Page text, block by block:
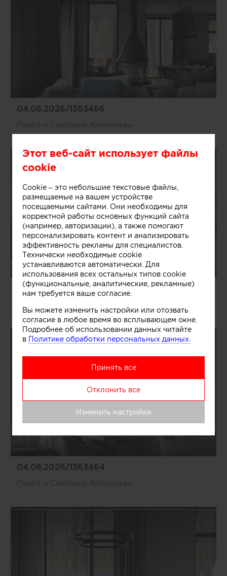
04.08.2026/1363466
04.08.2026/1363465
04.08.2026/1363464
Этот веб-сайт использует файлы
cookie
Cookie – это небольшие текстовые файлы,
размещаемые на вашем устройстве
посещаемыми сайтами. Они необходимы для
корректной работы основных функций сайта
(например, авторизации), а также помогают
персонализировать контент и анализировать
эффективность рекламы для специалистов.
Технически необходимые cookie
устанавливаются автоматически. Для
использования всех остальных типов cookie
(функциональные, аналитические, рекламные)
нам требуется ваше согласие.
Вы можете изменить настройки или отозвать
согласие в любое время во всплывающем окне.
Подробнее об использовании данных читайте
в Политике обработки персональных данных.
Принять все
Отклонить все
Изменить настройки